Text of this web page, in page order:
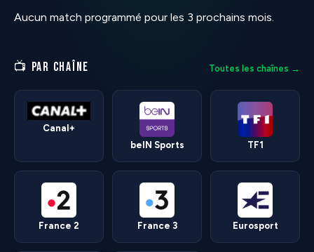
Aucun match programmé pour les 3 prochains mois.
📺 PAR CHAÎNE Toutes les chaînes →
Canal+
beIN Sports
TF1
France 2 France 3 Eurosport